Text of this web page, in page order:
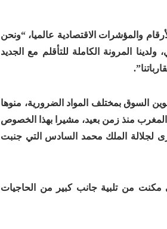
والمؤشرات الاقتصادية عالميا، “ونحن
المرونة الكاملة للتأقلم مع الجديد
السوق بمختلف المواد الضرورية، منوها
المغرب منذ زمن بعيد، مشيرا بهذا الخصوص
لجلالة الملك محمد السادس التي جنبت
مكنت من تلبية جانب كبير من الحاجيات